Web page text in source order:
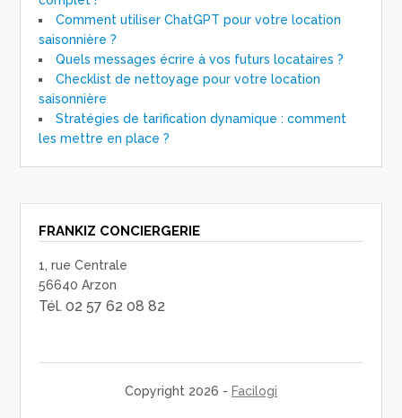
Comment utiliser ChatGPT pour votre location
saisonnière ?
Quels messages écrire à vos futurs locataires ?
Checklist de nettoyage pour votre location
saisonnière
Stratégies de tarification dynamique : comment
les mettre en place ?
FRANKIZ CONCIERGERIE
1, rue Centrale
56640 Arzon
Tél. 02 57 62 08 82
Copyright 2026 - Facilogi